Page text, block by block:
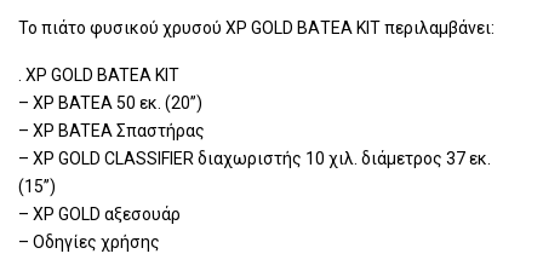
Το πιάτο φυσικού χρυσού XP GOLD ΒΑΤΕΑ KIT περιλαμβάνει:
. XP GOLD BATEA KIT
– XP BATEA 50 εκ. (20’’)
– XP BATEA Σπαστήρας
– XP GOLD CLASSIFIER διαχωριστής 10 χιλ. διάμετρος 37 εκ.
(15’’)
– XP GOLD αξεσουάρ
– Οδηγίες χρήσης